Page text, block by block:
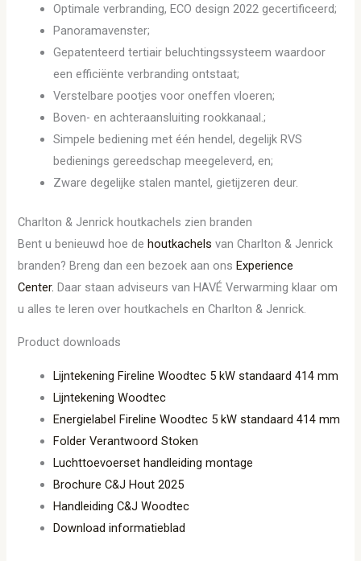
Optimale verbranding, ECO design 2022 gecertificeerd;
Panoramavenster;
Gepatenteerd tertiair beluchtingssysteem waardoor
een efficiënte verbranding ontstaat;
Verstelbare pootjes voor oneffen vloeren;
Boven- en achteraansluiting rookkanaal.;
Simpele bediening met één hendel, degelijk RVS
bedienings gereedschap meegeleverd, en;
Zware degelijke stalen mantel, gietijzeren deur.
Charlton & Jenrick houtkachels zien branden
Bent u benieuwd hoe dehoutkachels van Charlton & Jenrick
branden? Breng dan een bezoek aan onsExperience
Center. Daar staan adviseurs van HAVÉ Verwarming klaar om
u alles te leren over houtkachels en Charlton & Jenrick.
Product downloads
Lijntekening Fireline Woodtec 5 kW standaard 414 mm
Lijntekening Woodtec
Energielabel Fireline Woodtec 5 kW standaard 414 mm
Folder Verantwoord Stoken
Luchttoevoerset handleiding montage
Brochure C&J Hout 2025
Handleiding C&J Woodtec
Download informatieblad